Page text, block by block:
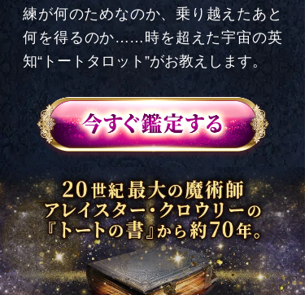
練が何のためなのか、乗り越えたあと
何を得るのか……時を超えた宇宙の英
知“トートタロット”がお教えします。